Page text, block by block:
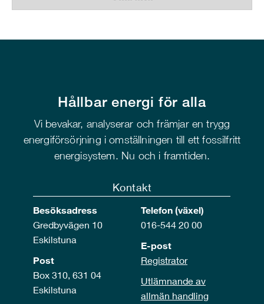
Hållbar energi för alla
Vi bevakar, analyserar och främjar en trygg
energiförsörjning i omställningen till ett fossilfritt
energisystem. Nu och i framtiden.
Kontakt
Besöksadress
Gredbyvägen 10
Eskilstuna
Post
Box 310, 631 04
Eskilstuna
Telefon (växel)
016-544 20 00
E-post
Registrator
Utlämnande av
allmän handling